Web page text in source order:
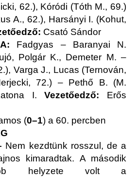
62.), Kóródi (Tóth M., 69.)
A., 62.), Harsányi I. (Kohut,
Csató Sándor
Fadgyas – Baranyai N.
Polgár K., Demeter M. –
Varga J., Lucas (Ternován,
72.) – Pethő B. (M.
I.Vezetőedző: Erős
(0–1) a 60. percben
Nem kezdtünk rosszul, de a
kimaradtak. A második
helyzete volt a